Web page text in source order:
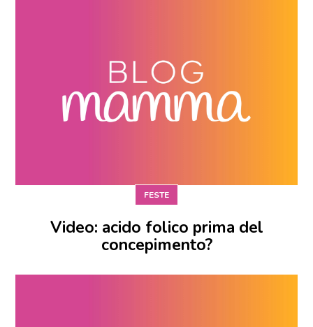
FESTE
Video: acido folico prima del
concepimento?